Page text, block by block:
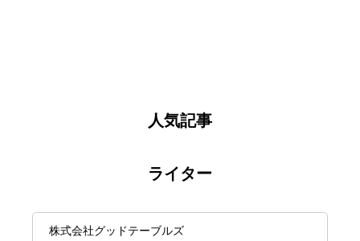
人気記事
ライター
株式会社グッドテーブルズ